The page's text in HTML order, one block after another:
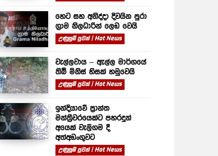
හෙට සහ අනිද්දා දිවයින පුරා
ග්‍රාම නිලධාරින් ලෙඩ වෙයි
උණුසුම් පුවත් | Hot News
වැල්ලවාය – ඇල්ල මාර්ගයේ
තිබී මිනිස් හිසක් හමුවෙයි
උණුසුම් පුවත් | Hot News
ඉන්දියාවේ ප්‍රාන්ත
මන්ත්‍රීවරයෙක්ට පහරදුන්
අයෙක් වැලිගම දී
අත්අඩංගුවට
උණුසුම් පුවත් | Hot News